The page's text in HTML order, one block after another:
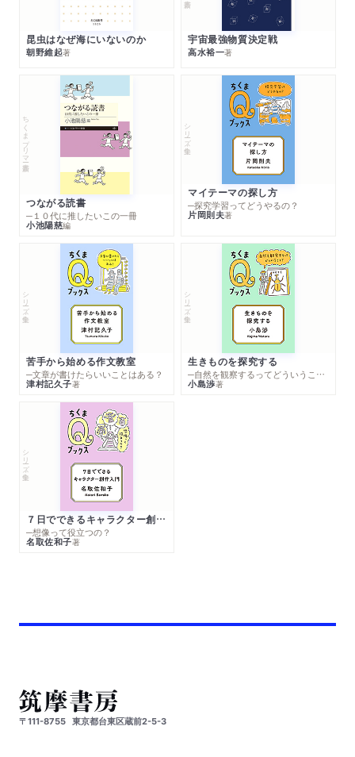
昆虫はなぜ海にいないのか
朝野維起著
宇宙最強物質決定戦
高水裕一著
ちくまプリマー新書
つながる読書
─１０代に推したいこの一冊
小池陽慈編
シリーズ・全集
マイテーマの探し方
─探究学習ってどうやるの？
片岡則夫著
シリーズ・全集
苦手から始める作文教室
─文章が書けたらいいことはある？
津村記久子著
シリーズ・全集
生きものを探究する
─自然を観察するってどういうこと？
小島渉著
シリーズ・全集
７日でできるキャラクター創作入門
─想像って役立つの？
名取佐和子著
〒111-8755 東京都台東区蔵前2-5-3